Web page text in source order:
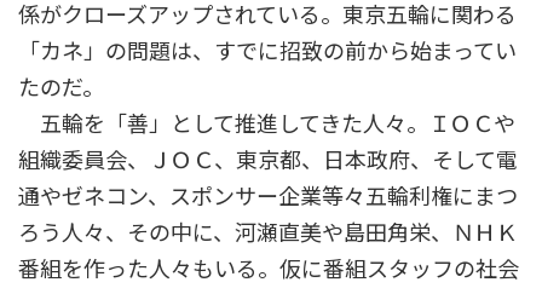
係がクローズアップされている。東京五輪に関わる
「カネ」の問題は、すでに招致の前から始まってい
たのだ。
五輪を「善」として推進してきた人々。ＩＯＣや
組織委員会、ＪＯＣ、東京都、日本政府、そして電
通やゼネコン、スポンサー企業等々五輪利権にまつ
ろう人々、その中に、河瀬直美や島田角栄、ＮＨＫ
番組を作った人々もいる。仮に番組スタッフの社会